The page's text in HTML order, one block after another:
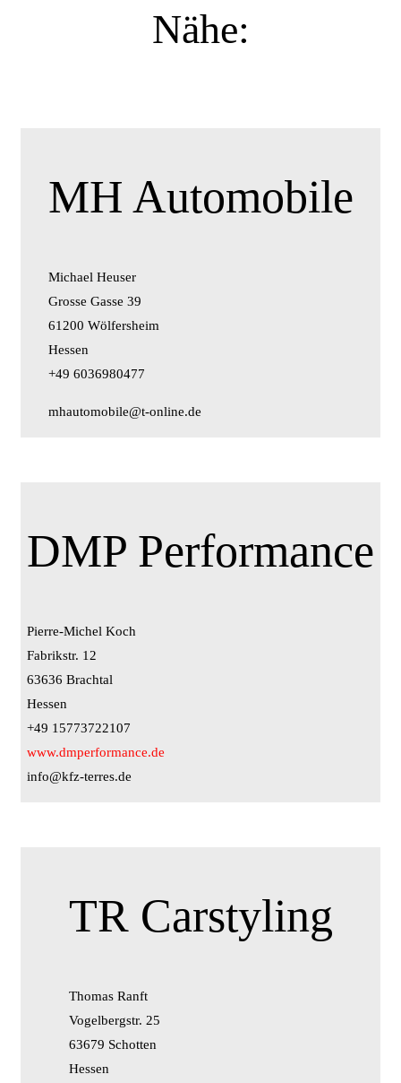
Nähe:
MH Automobile
Michael Heuser
Grosse Gasse 39
61200 Wölfersheim
Hessen
+49 6036980477
mhautomobile@t-online.de
DMP Performance
Pierre-Michel Koch
Fabrikstr. 12
63636 Brachtal
Hessen
+49 15773722107
www.dmperformance.de
info@kfz-terres.de
TR Carstyling
Thomas Ranft
Vogelbergstr. 25
63679 Schotten
Hessen